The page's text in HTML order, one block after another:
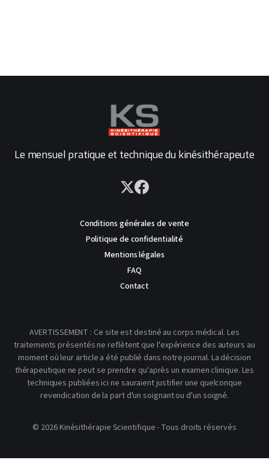
Le mensuel pratique et technique du kinésithérapeute
Conditions générales de vente
Politique de confidentialité
Mentions légales
FAQ
Contact
AVERTISSEMENT : Ce site est destiné au corps médical. Les
traitements présentés ne reflètent que l'expérience des auteurs au
moment où leur article a été publié dans notre journal. La décision
thérapeutique ne peut se prendre qu'après un examen clinique. Les
techniques publiées ici ne sauraient justifier une quelconque
revendication de la part d'un soignant ou d'un soigné.
© 2026 Kinésithérapie Scientifique - Tous droits réservés